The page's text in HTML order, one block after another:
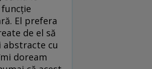
El prefera
de el să
abstracte cu
doream